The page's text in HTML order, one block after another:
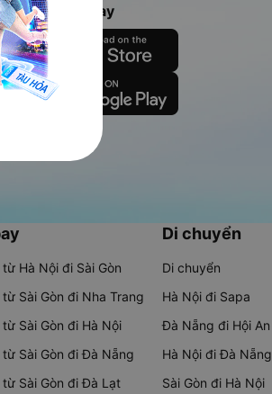
Vexere ngay
Hà Nội đi Sài Gòn
Sài Gòn đi Nha Trang
Sài Gòn đi Hà Nội
Sài Gòn đi Đà Nẵng
Sài Gòn đi Đà Lạt
Di chuyển
Di chuyển
Hà Nội đi Sapa
Đà Nẵng đi Hội An
Hà Nội đi Đà Nẵng
Sài Gòn đi Hà Nội